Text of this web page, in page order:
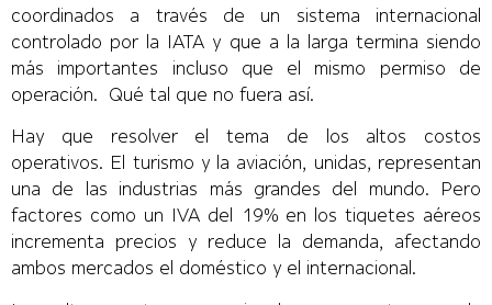
coordinados a través de un sistema internacional
controlado por la IATA y que a la larga termina siendo
más importantes incluso que el mismo permiso de
operación. Qué tal que no fuera así.
Hay que resolver el tema de los altos costos
operativos. El turismo y la aviación, unidas, representan
una de las industrias más grandes del mundo. Pero
factores como un IVA del 19% en los tiquetes aéreos
incrementa precios y reduce la demanda, afectando
ambos mercados el doméstico y el internacional.